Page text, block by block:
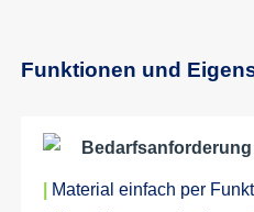
Funktionen und
Bedarfsanforderung
Material einfach per